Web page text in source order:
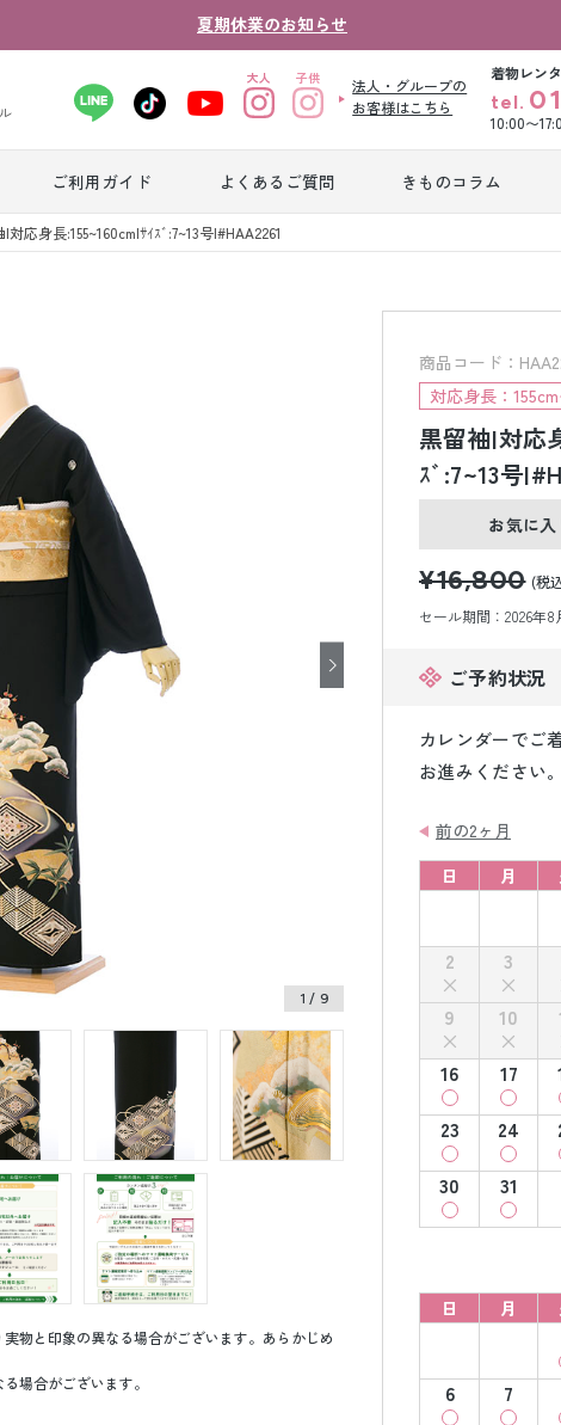
夏期休業のお知らせ
法人・グループの
お客様はこちら
着物レン
tel.
10:00〜
ご利用ガイド よくあるご質問 きものコラム
振袖レンタル
卒業式袴レンタ
ル
産着
タル
男性礼装レンタ
色
小物販売品
対応身長:155~160cm|ｻｲｽﾞ:7~13号|#HAA2261
商品コード：
対応身長：
黒留袖|対応
ｽﾞ:7~13号
お気に
¥16,800 (税
セール期間：2026年8
ご予約状況
カレンダーでご
お進みください。
前の2ヶ月
日
月
2
3
9
10
16
17
23
24
30
31
日 月
6
7
1 / 9
物と印象の異なる場合がございます。あらかじめ
場合がございます。